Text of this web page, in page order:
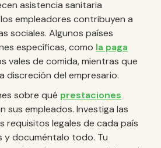
asistencia sanitaria
empleadores contribuyen a
sociales. Algunos países
específicas, como la paga
vales de comida, mientras que
discreción del empresario.
sobre qué prestaciones
sus empleados. Investiga las
requisitos legales de cada país
y documéntalo todo. Tu